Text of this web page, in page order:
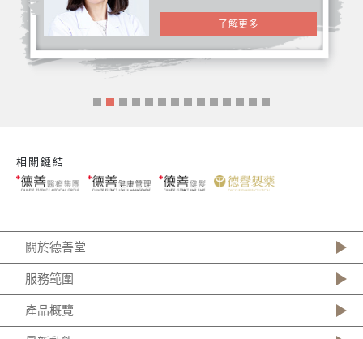
了解更多
相關鏈結
關於德善堂
服務範圍
產品概覽